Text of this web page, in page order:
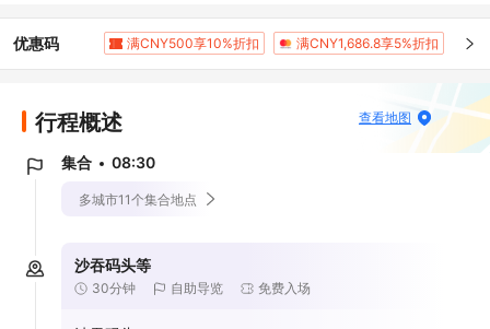
优惠码 满CNY500享10%折扣 满CNY1,686.8享5%折扣
行程概述 查看地图
集合 08:30
多城市11个集合地点
沙吞码头等
30分钟 自助导览 免费入场